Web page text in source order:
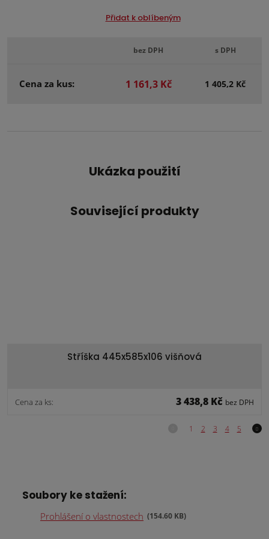
Přidat k oblíbeným
bez DPH s DPH
Cena za kus: 1 161,3 Kč 1 405,2 Kč
Ukázka použití
Související produkty
Stříška 445x585x106 višňová
Cena za ks: 3 438,8 Kč bez DPH
Soubory ke stažení:
Prohlášení o vlastnostech 154.60 KB